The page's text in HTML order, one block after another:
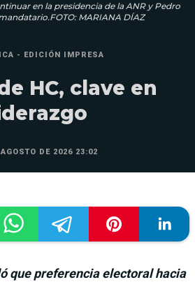
en la presidencia de la ANR y Pedro
MARIANA DÍAZ
- EDICIÓN IMPRESA
HC, clave en
DE 2026 23:02
que preferencia electoral hacia